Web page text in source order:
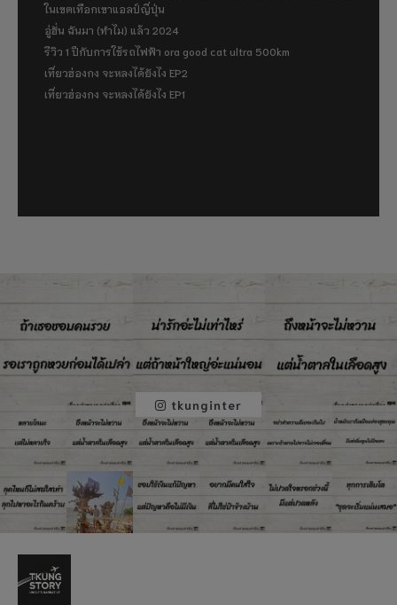
ในเขตเทือกเขาแอลป์ญี่ปุ่น
อู่ฮั่น ฉันมา (ทำไม) แล้ว 2024
รีวิว 1 ปีกับการใช้รถไฟฟ้า ora good cat ultra 500km
เที่ยวฮ่องกง จะหลงได้ยังไง EP2
เที่ยวฮ่องกง จะหลงได้ยังไง EP1
tkunginter